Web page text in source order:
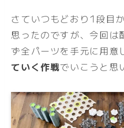
さていつもどおり1段目
思ったのですが、今回は
ず全パーツを手元に用意
ていく作戦でいこうと思